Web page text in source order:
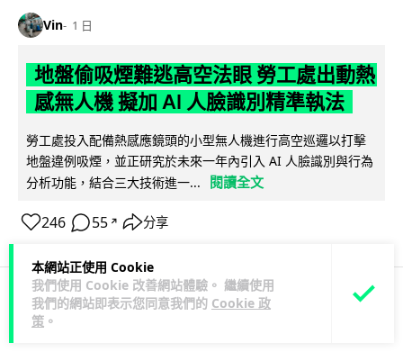
本網站正使用 Cookie
我們使用 Cookie 改善網站體驗。 繼續使用
我們的網站即表示您同意我們的 Cookie 政
策 。
Vin 1 日
地盤偷吸煙難逃高空法眼 勞工處出動熱
感無人機 擬加 AI 人臉識別精準執法
勞工處投入配備熱感應鏡頭的小型無人機進行高空巡邏以打擊
地盤違例吸煙，並正研究於未來一年內引入 AI 人臉識別與行為
分析功能，結合三大技術進一...
閱讀全文
246 55 ↗ 分享
人工智能